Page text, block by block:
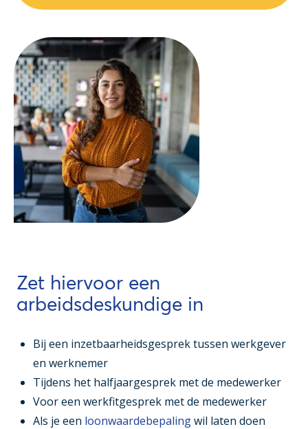
Zet hiervoor een
arbeidsdeskundige in
Bij een inzetbaarheidsgesprek tussen werkgever
en werknemer
Tijdens het halfjaargesprek met de medewerker
Voor een werkfitgesprek met de medewerker
Als je een loonwaardebepalingwil laten doen